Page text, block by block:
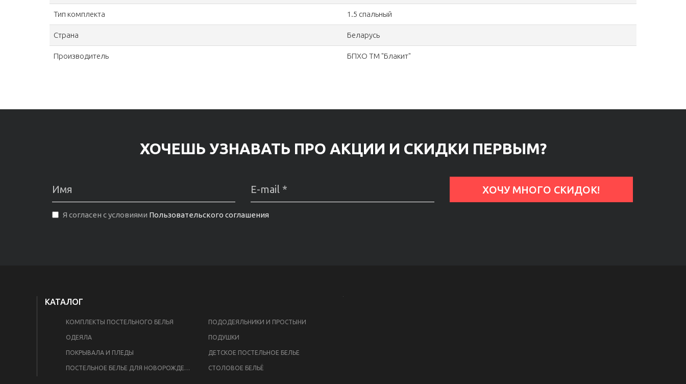
Тип комплекта 1.5 спальный
Страна Беларусь
Производитель БПХО ТМ "Блакит"
ХОЧЕШЬ УЗНАВАТЬ ПРО АКЦИИ И СКИДКИ ПЕРВЫМ?
Я согласен с условиями Пользовательского соглашения
КАТАЛОГ
КОМПЛЕКТЫ ПОСТЕЛЬНОГО БЕЛЬЯ ПОДОДЕЯЛЬНИКИ И ПРОСТЫНИ
ОДЕЯЛА ПОДУШКИ
ПОКРЫВАЛА И ПЛЕДЫ ДЕТСКОЕ ПОСТЕЛЬНОЕ БЕЛЬЕ
ПОСТЕЛЬНОЕ БЕЛЬЕ ДЛЯ НОВОРОЖДЕННЫХ СТОЛОВОЕ БЕЛЬЁ